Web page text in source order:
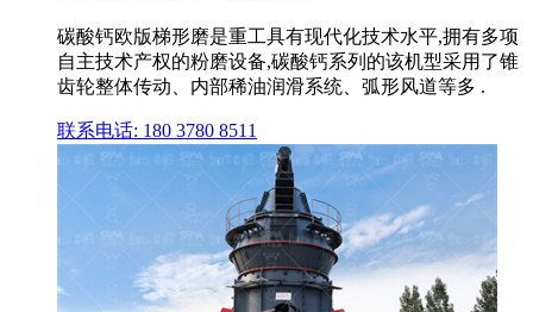
碳酸钙欧版梯形磨是重工具有现代化技术水平,拥有多项
自主技术产权的粉磨设备,碳酸钙系列的该机型采用了锥
齿轮整体传动、内部稀油润滑系统、弧形风道等多 .
联系电话: 180 3780 8511